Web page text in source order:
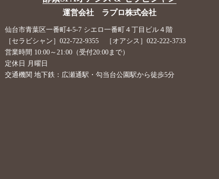
運営会社 ラプロ株式会社
仙台市青葉区一番町4-5-7 シエロ一番町４丁目ビル４階
［セラビシャン］022-722-9355 ［オアシス］022-222-3733
営業時間 10:00～21:00（受付20:00まで）
定休日 月曜日
交通機関 地下鉄：広瀬通駅・勾当台公園駅から徒歩5分